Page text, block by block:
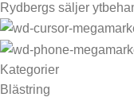
Rydbergs säljer
Kategorier
Blästring